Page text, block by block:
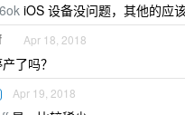
iOS 设备没问题，其他的应
Apr 18, 2018
了吗？
Apr 19, 2018